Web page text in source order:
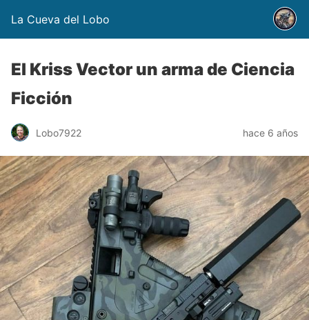
La Cueva del Lobo
El Kriss Vector un arma de Ciencia
Ficción
Lobo7922 hace 6 años